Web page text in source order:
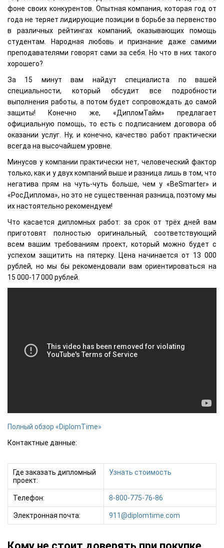
фоне своих конкурентов. Опытная компания, которая год от
года не теряет лидирующие позиции в борьбе за первенство
в различных рейтингах компаний, оказывающих помощь
студентам. Народная любовь и признание даже самими
преподавателями говорят сами за себя. Но что в них такого
хорошего?
За 15 минут вам найдут специалиста по вашей
специальности, который обсудит все подробности
выполнения работы, а потом будет сопровождать до самой
защиты! Конечно же, «ДипломТайм» предлагает
официальную помощь, то есть с подписанием договора об
оказании услуг. Ну, и конечно, качество работ практически
всегда на высочайшем уровне.
Минусов у компании практически нет, человеческий фактор
только, как и у двух компаний выше и разница лишь в том, что
негатива прям на чуть-чуть больше, чем у «BeSmarter» и
«РосДиплома», но это не существенная разница, поэтому мы
их настоятельно рекомендуем!
Что касается дипломных работ: за срок от трёх дней вам
приготовят полностью оригинальный, соответствующий
всем вашим требованиям проект, который можно будет с
успехом защитить на пятерку. Цена начинается от 13 000
рублей, но мы бы рекомендовали вам ориентироваться на
15 000-17 000 рублей.
Полный обзор «DiplomTime»
Контактные данные:
Где заказать дипломный
проект:
Узнать стоимость
Телефон: 8-800-775-76-86
Электронная почта: 911@diplomtime.com